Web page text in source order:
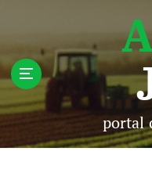
p
t
c
n
portal